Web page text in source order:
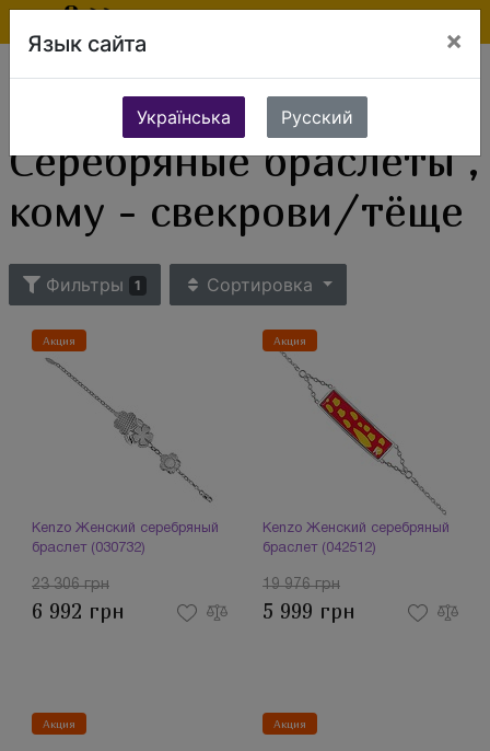
Ювелирные изделия
Серебряные украшения
Серебряные браслеты , кому - свекрови/тёще
Серебряные браслеты ,
кому - свекрови/тёще
Фильтры 1 Сортировка
Акция
Kenzo Женский серебряный
браслет (030732)
23 306 грн
6 992 грн
Акция
Kenzo Женский серебряный
браслет (042512)
19 976 грн
5 999 грн
Акция Акция
Язык сайта ×
Українська Русский